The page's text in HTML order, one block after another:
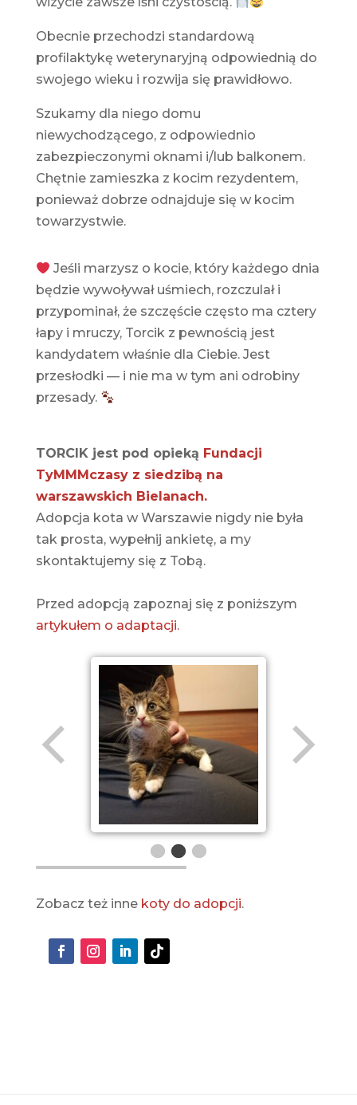
Obecnie przechodzi standardową
profilaktykę weterynaryjną odpowiednią do
swojego wieku i rozwija się prawidłowo.
Szukamy dla niego domu
niewychodzącego, z odpowiednio
zabezpieczonymi oknami i/lub balkonem.
Chętnie zamieszka z kocim rezydentem,
ponieważ dobrze odnajduje się w kocim
towarzystwie.
Jeśli marzysz o kocie, który każdego dnia
będzie wywoływał uśmiech, rozczulał i
przypominał, że szczęście często ma cztery
łapy i mruczy, Torcik z pewnością jest
kandydatem właśnie dla Ciebie. Jest
przesłodki — i nie ma w tym ani odrobiny
przesady.
TORCIK jest pod opieką Fundacji
TyMMMczasy z siedzibą na
warszawskich Bielanach.
Adopcja kota w Warszawie nigdy nie była
tak prosta, wypełnij ankietę, a my
skontaktujemy się z Tobą.
Przed adopcją zapoznaj się z poniższym
artykułem o adaptacji.
Zobacz też inne koty do adopcji.